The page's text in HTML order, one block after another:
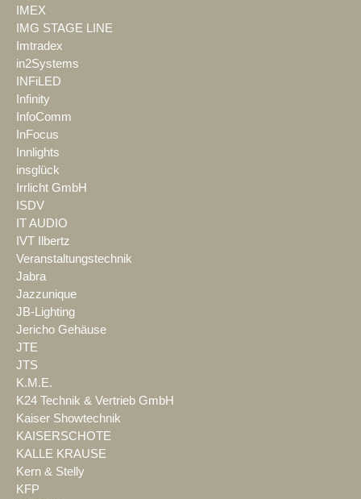
IMEX
IMG STAGE LINE
Imtradex
in2Systems
INFiLED
Infinity
InfoComm
InFocus
Innlights
insglück
Irrlicht GmbH
ISDV
IT AUDIO
IVT Ilbertz
Veranstaltungstechnik
Jabra
Jazzunique
JB-Lighting
Jericho Gehäuse
JTE
JTS
K.M.E.
K24 Technik & Vertrieb GmbH
Kaiser Showtechnik
KAISERSCHOTE
KALLE KRAUSE
Kern & Stelly
KFP